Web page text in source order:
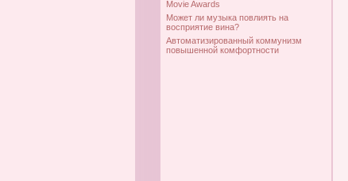
Movie Awards
Может ли музыка повлиять на
восприятие вина?
Автоматизированный коммунизм
повышенной комфортности